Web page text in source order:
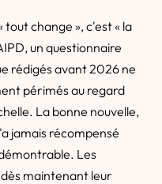
change », c'est « la
un questionnaire
rédigés avant 2026 ne
périmés au regard
La bonne nouvelle,
jamais récompensé
Les
maintenant leur